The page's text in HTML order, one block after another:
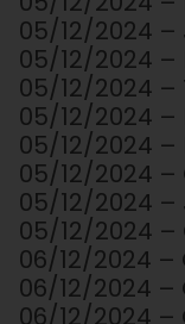
05/12/2024 –
05/12/2024 –
05/12/2024 –
05/12/2024 –
05/12/2024 –
05/12/2024
05/12/2024
05/12/2024 –
06/12/2024
06/12/2024 –
06/12/2024 –